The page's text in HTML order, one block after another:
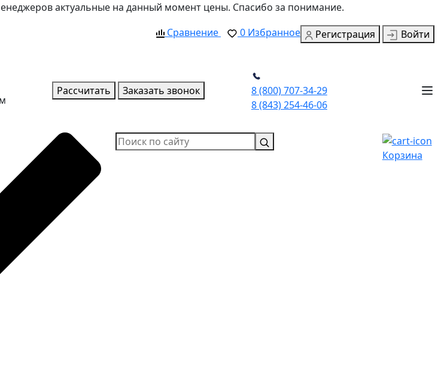
актуальные на данный момент цены. Спасибо за понимание.
Сравнение
0 Избранное Регистрация Войти
Рассчитать Заказать звонок
8 (800) 707-34-29
8 (843) 254-46-06
Корзина